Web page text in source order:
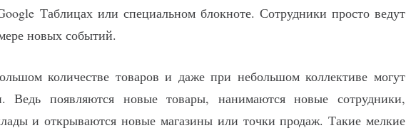
Таблицах или специальном блокноте. Сотрудники просто ведут
новых событий.
количестве товаров и даже при небольшом коллективе могут
Ведь появляются новые товары, нанимаются новые сотрудники,
и открываются новые магазины или точки продаж. Такие мелкие